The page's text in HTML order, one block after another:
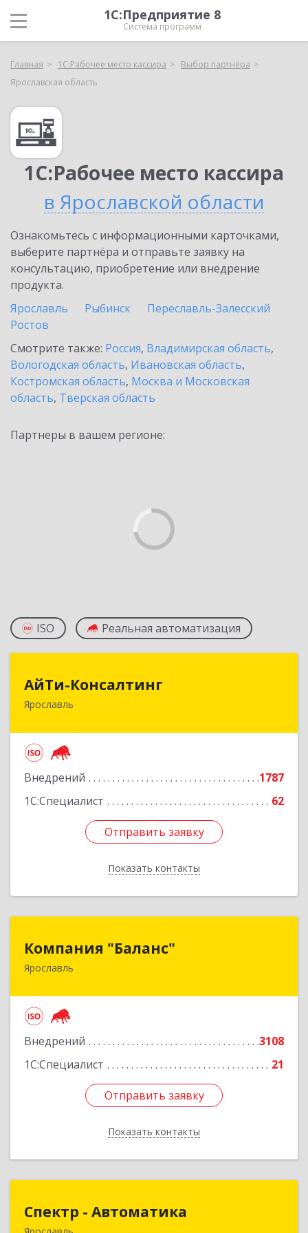
1С:Предприятие 8
Система программ
Главная 1С:Рабочее место кассира
Выбор партнёра
Ярославская область
1С:Рабочее место кассира
в Ярославской области
Ознакомьтесь с информационными карточками,
выберите партнёра и отправьте заявку на
консультацию, приобретение или внедрение
продукта.
Ярославль
Рыбинск
Переславль-Залесский
Ростов
Смотрите также: Россия, Владимирская область,
Вологодская область, Ивановская область,
Костромская область, Москва и Московская
область, Тверская область
Партнеры в вашем регионе:
ISO Реальная автоматизация
АйТи-Консалтинг
Ярославль
Внедрений
1787
1С:Специалист
62
Отправить заявку
Показать контакты
150007, Ярославская обл, Ярославль г, Урочская
Отправить заявку
Назад
Компания "Баланс"
Ярославль
Внедрений
3108
1С:Специалист
21
Отправить заявку
Показать контакты
150014, Ярославская обл, Ярославль г, Свободы
Отправить заявку
Назад
Спектр - Автоматика